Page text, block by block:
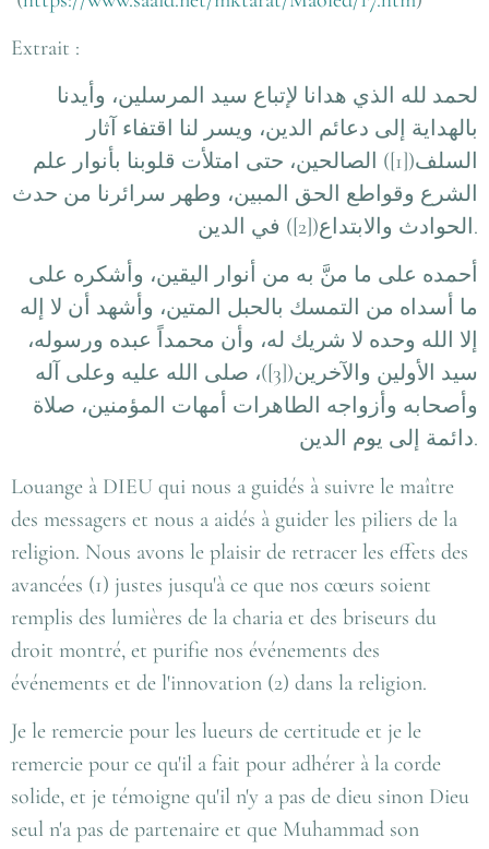
Extrait :
لحمد لله الذي هدانا لإتباع سيد المرسلين، وأيدنا
بالهداية إلى دعائم الدين، ويسر لنا اقتفاء آثار
السلف([1]) الصالحين، حتى امتلأت قلوبنا بأنوار علم
الشرع وقواطع الحق المبين، وطهر سرائرنا من حدث
الحوادث والابتداع([2]) في الدين .
أحمده على ما منَّ به من أنوار اليقين، وأشكره على
ما أسداه من التمسك بالحبل المتين، وأشهد أن لا إله
إلا الله وحده لا شريك له، وأن محمداً عبده ورسوله،
سيد الأولين والآخرين([3])، صلى الله عليه وعلى آله
وأصحابه وأزواجه الطاهرات أمهات المؤمنين، صلاة
دائمة إلى يوم الدين.
Louange à DIEU qui nous a guidés à suivre le maître
des messagers et nous a aidés à guider les piliers de la
religion. Nous avons le plaisir de retracer les effets des
avancées (1) justes jusqu'à ce que nos cœurs soient
remplis des lumières de la charia et des briseurs du
droit montré, et purifie nos événements des
événements et de l'innovation (2) dans la religion.
Je le remercie pour les lueurs de certitude et je le
remercie pour ce qu'il a fait pour adhérer à la corde
solide, et je témoigne qu'il n'y a pas de dieu sinon Dieu
seul n'a pas de partenaire et que Muhammad son